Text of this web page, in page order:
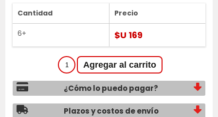
Cantidad
6+
Precio
$U 169
¿Cómo lo puedo pagar?
Plazos y costos de envío